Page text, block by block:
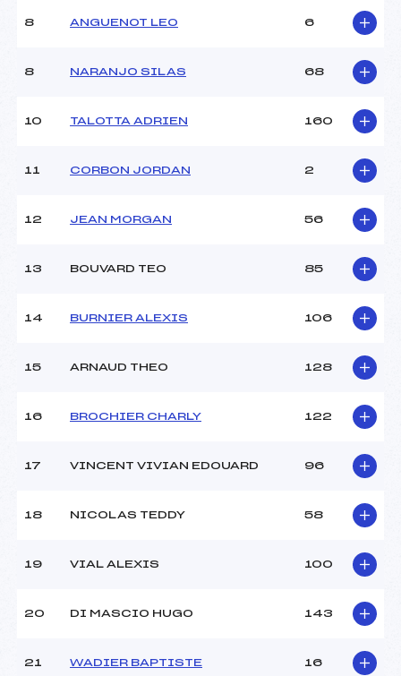
Ouvreurs C :
Ouvreurs B :
Ouvreurs D :
Température arrivée :
Pou
8 ANGUENOT LEO 6
8 NARANJO SILAS 68
10 TALOTTA ADRIEN 160
11 CORBON JORDAN 2
12 JEAN MORGAN 56
13 BOUVARD TEO 85
14 BURNIER ALEXIS 106
15 ARNAUD THEO 128
16 BROCHIER CHARLY 122
17 VINCENT VIVIAN EDOUARD 96
18 NICOLAS TEDDY 58
19 VIAL ALEXIS 100
20 DI MASCIO HUGO 143
21 WADIER BAPTISTE 16